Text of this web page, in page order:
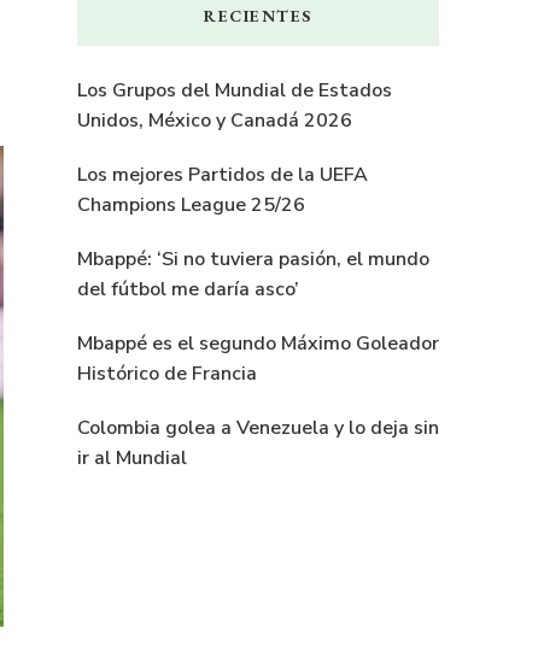
RECIENTES
Los Grupos del Mundial de Estados
Unidos, México y Canadá 2026
Los mejores Partidos de la UEFA
Champions League 25/26
Mbappé: ‘Si no tuviera pasión, el mundo
del fútbol me daría asco’
Mbappé es el segundo Máximo Goleador
Histórico de Francia
Colombia golea a Venezuela y lo deja sin
ir al Mundial